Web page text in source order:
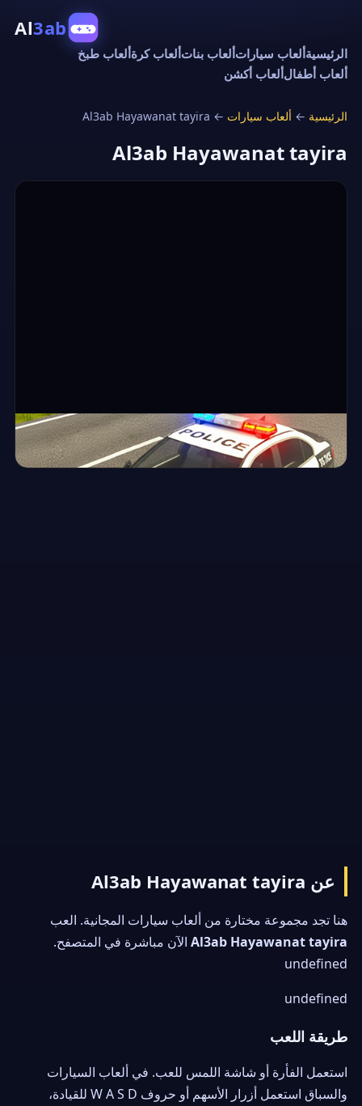
Al3ab
الرئيسيةألعاب سياراتألعاب بناتألعاب كرةألعاب طبخ
ألعاب أطفالألعاب أكشن
الرئيسية ← ألعاب سيارات ←
Al3ab Hayawanat tayira
Al3ab Hayawanat tayira
⛶ ملء الشاشة Police Car Simulator Game
عن Al3ab Hayawanat tayira
هنا تجد مجموعة مختارة من ألعاب سيارات المجانية. العب
Al3ab Hayawanat tayira الآن مباشرة في المتصفح.
undefined
undefined
طريقة اللعب
استعمل الفأرة أو شاشة اللمس للعب. في ألعاب السيارات
والسباق استعمل أزرار الأسهم أو حروف W A S D للقيادة،